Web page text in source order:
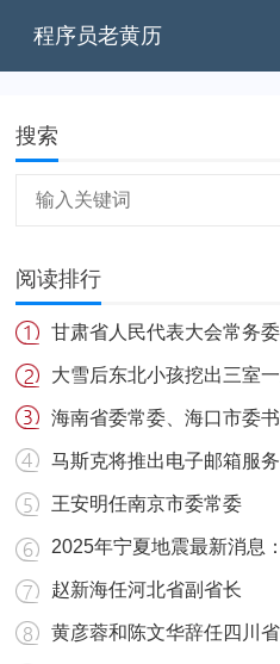
程序员老黄历
搜索
阅读排行
马斯克将推出电子邮箱服务
王安明任南京市委常委
赵新海任河北省副省长